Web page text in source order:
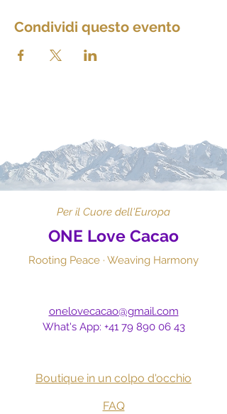
Condividi questo evento
Per il Cuore dell'Europa
ONE Love Cacao
Rooting Peace · Weaving Harmony​
onelovecacao@gmail.com
What's App: +41 79 890 06 43
Boutique in un colpo d'occhio
FAQ